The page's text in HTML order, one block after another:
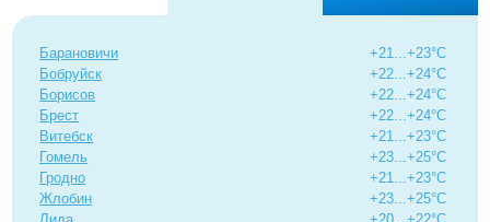
Барановичи
Бобруйск
Борисов
Брест
Витебск
Гомель
Гродно
Жлобин
+21...+23°C
+22...+24°C
+22...+24°C
+22...+24°C
+21...+23°C
+23...+25°C
+21...+23°C
+23...+25°C